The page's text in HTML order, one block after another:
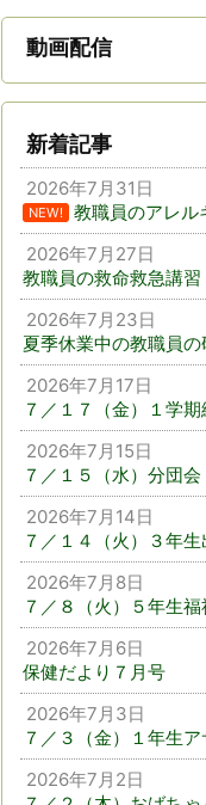
動画配信
新着記事
2026年7月31日
NEW!
教職員のアレル
2026年7月27日
教職員の救命救急講習
2026年7月23日
夏季休業中の教職員の
2026年7月17日
７／１７（金）１学
2026年7月15日
７／１５（水）分団会
2026年7月14日
７／１４（火）３年生
2026年7月8日
７／８（火）５年生福
2026年7月6日
保健だより７月号
2026年7月3日
７／３（金）１年生
2026年7月2日